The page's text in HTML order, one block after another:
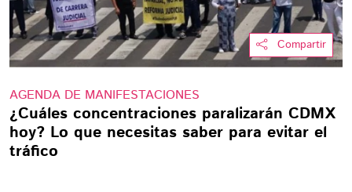
Compartir
AGENDA DE MANIFESTACIONES
¿Cuáles concentraciones paralizarán CDMX
hoy? Lo que necesitas saber para evitar el
tráfico